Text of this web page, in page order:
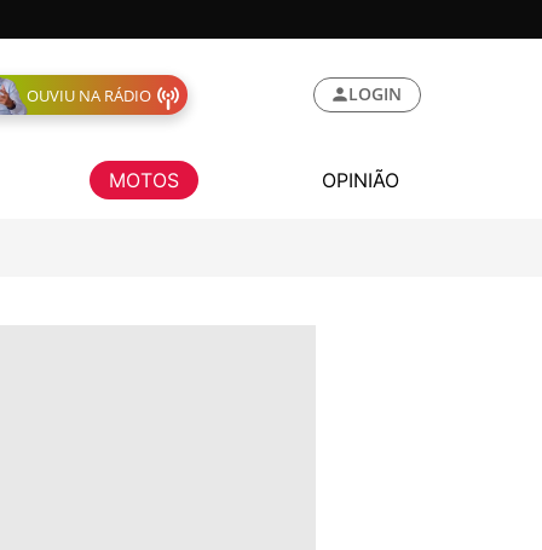
OUVIU NA RÁDIO LOGIN
MOTOS OPINIÃO